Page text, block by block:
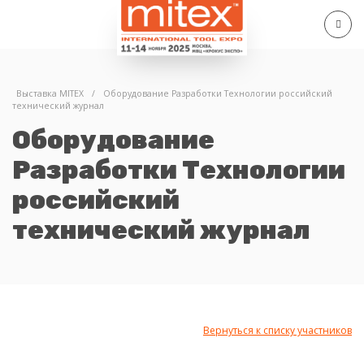
Выставка MITEX /
Оборудование Разработки Технологии российский
технический журнал
Оборудование
Разработки Технологии
российский
технический журнал
Вернуться к списку участников